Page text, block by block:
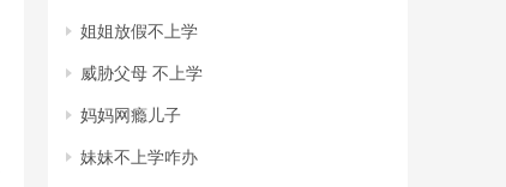
姐姐放假不上学
威胁父母 不上学
妈妈网瘾儿子
妹妹不上学咋办